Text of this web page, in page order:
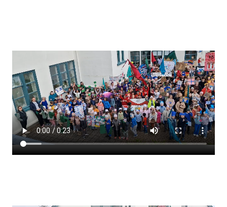
Námsmat
Læsi
Lestrarheftin
Náms- og kennsluáætlanir
Námsráðgjafi